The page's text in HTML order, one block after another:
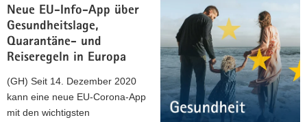
Neue EU-Info-App über
Gesundheitslage,
Quarantäne- und
Reiseregeln in Europa
(GH) Seit 14. Dezember 2020
kann eine neue EU-Corona-App
mit den wichtigsten